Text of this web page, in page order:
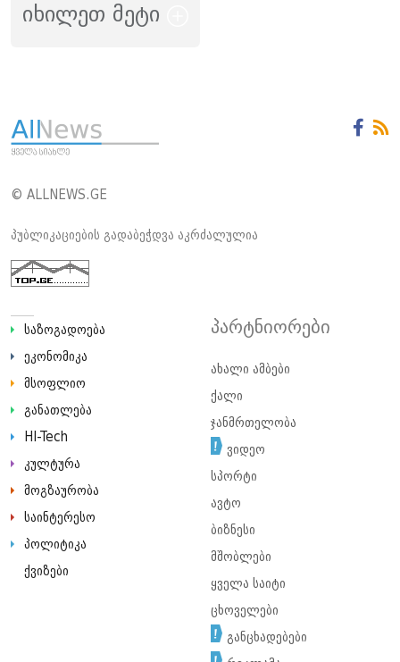
იხილეთ მეტი
© ALLNEWS.GE
პუბლიკაციების გადაბეჭდვა აკრძალულია
საზოგადოება
ეკონომიკა
მსოფლიო
განათლება
HI-Tech
კულტურა
მოგზაურობა
საინტერესო
პოლიტიკა
ქვიზები
პარტნიორები
ახალი ამბები
ქალი
ჯანმრთელობა
ვიდეო
სპორტი
ავტო
ბიზნესი
მშობლები
ყველა საიტი
ცხოველები
განცხადებები